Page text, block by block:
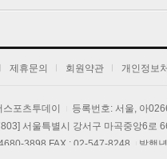
제휴문의 회원약관 개인정보
포츠투데이 등록번호: 서울, 아
서울특별시 강서구 마곡중앙6로
3898 FAX : 02-547-8248
발행